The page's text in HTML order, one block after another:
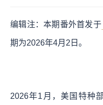
编辑注：本期番外首发于
期为2026年4月2日。
2026年1月，美国特种